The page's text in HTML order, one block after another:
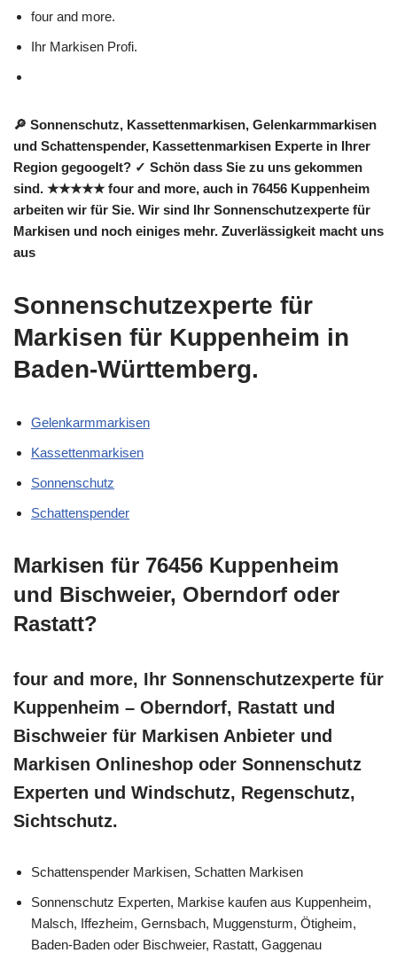
four and more.
Ihr Markisen Profi.
🔎 Sonnenschutz, Kassettenmarkisen, Gelenkarmmarkisen
und Schattenspender, Kassettenmarkisen Experte in Ihrer
Region gegoogelt? ✓ Schön dass Sie zu uns gekommen
sind. ★★★★★ four and more, auch in 76456 Kuppenheim
arbeiten wir für Sie. Wir sind Ihr Sonnenschutzexperte für
Markisen und noch einiges mehr. Zuverlässigkeit macht uns
aus
Sonnenschutzexperte für
Markisen für Kuppenheim in
Baden-Württemberg.
Gelenkarmmarkisen
Kassettenmarkisen
Sonnenschutz
Schattenspender
Markisen für 76456 Kuppenheim
und Bischweier, Oberndorf oder
Rastatt?
four and more, Ihr Sonnenschutzexperte für
Kuppenheim – Oberndorf, Rastatt und
Bischweier für Markisen Anbieter und
Markisen Onlineshop oder Sonnenschutz
Experten und Windschutz, Regenschutz,
Sichtschutz.
Schattenspender Markisen, Schatten Markisen
Sonnenschutz Experten, Markise kaufen aus Kuppenheim,
Malsch, Iffezheim, Gernsbach, Muggensturm, Ötigheim,
Baden-Baden oder Bischweier, Rastatt, Gaggenau